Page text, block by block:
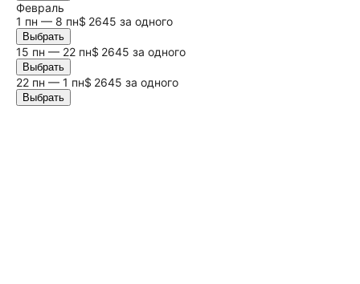
Февраль
1 пн — 8 пн$ 2645 за одного
Выбрать
15 пн — 22 пн$ 2645 за одного
Выбрать
22 пн — 1 пн$ 2645 за одного
Выбрать